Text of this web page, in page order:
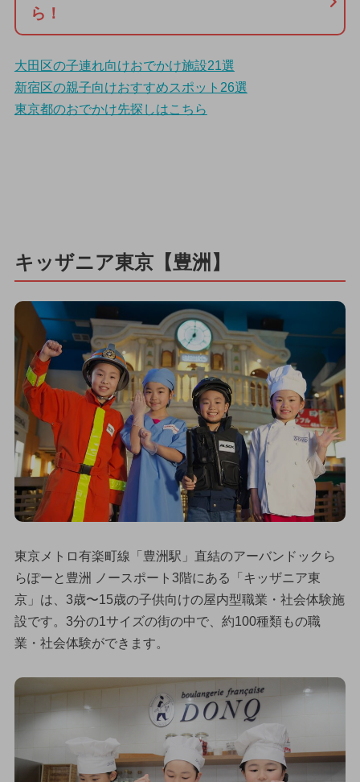
ら！
大田区の子連れ向けおでかけ施設21選
新宿区の親子向けおすすめスポット26選
東京都のおでかけ先探しはこちら
キッザニア東京【豊洲】
東京メトロ有楽町線「豊洲駅」直結のアーバンドックら
らぽーと豊洲 ノースポート3階にある「キッザニア東
京」は、3歳〜15歳の子供向けの屋内型職業・社会体験施
設です。3分の1サイズの街の中で、約100種類もの職
業・社会体験ができます。